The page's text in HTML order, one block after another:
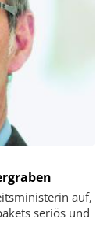
auf,
seriös und